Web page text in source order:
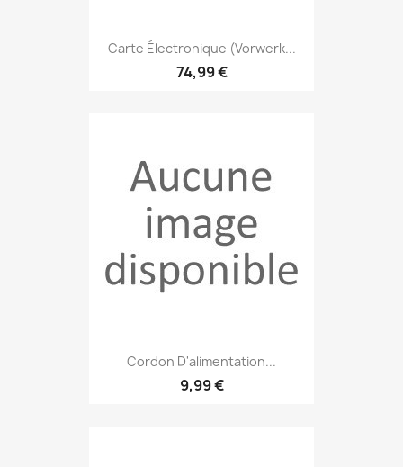
Carte Électronique (Vorwerk...
74,99 €
Cordon D'alimentation...
9,99 €